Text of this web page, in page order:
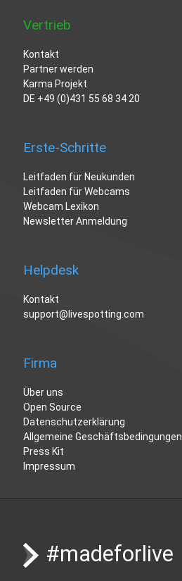
Vertrieb
Kontakt
Partner werden
Karma Projekt
DE +49 (0)431 55 68 34 20
Erste-Schritte
Leitfaden für Neukunden
Leitfaden für Webcams
Webcam Lexikon
Newsletter Anmeldung
Helpdesk
Kontakt
support@livespotting.com
Firma
Über uns
Open Source
Datenschutzerklärung
Allgemeine Geschäftsbedingungen
Press Kit
Impressum
#madeforlive